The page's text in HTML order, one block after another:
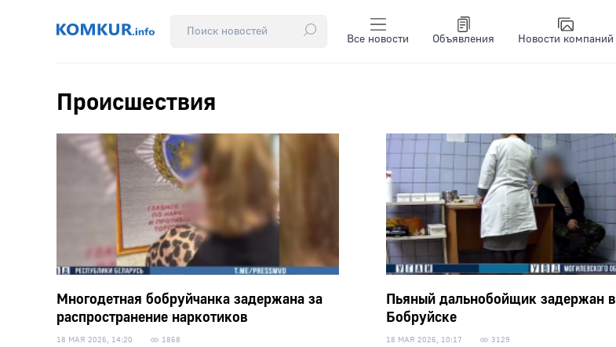
Все новости Объявления Новости компаний
Происшествия
Многодетная бобруйчанка задержана за
распространение наркотиков
18 МАЯ 2026, 14:20 1868
Пьяный дальнобойщик задержан в
Бобруйске
18 МАЯ 2026, 10:17 3129